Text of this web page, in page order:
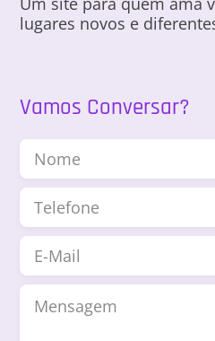
lugares novos e
Vamos Conversar?